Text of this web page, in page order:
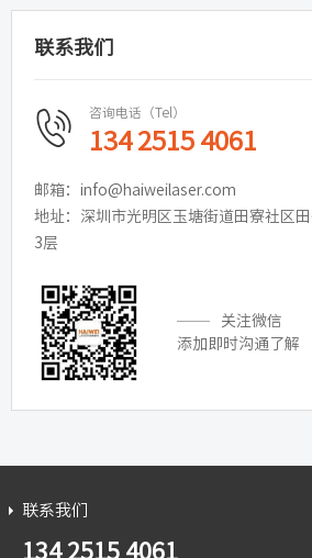
联系我们
咨询电话（Tel）
134 2515 4061
邮箱：info@haiweilaser.com
地址：深圳市光明区玉塘街道田寮社区
3层
关注微信
添加即时沟通了解
联系我们
134 2515 4061